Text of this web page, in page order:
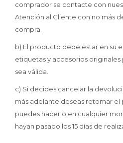
comprador se contacte con
Atención al Cliente con no más
compra.
b) El producto debe estar en su
etiquetas y accesorios
sea válida.
c) Si decides cancelar la
más adelante deseas retomar el
puedes hacerlo en cualquier
hayan pasado los 15 días de